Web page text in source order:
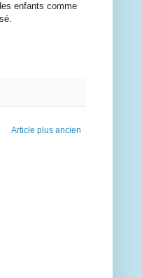
enfants comme
Article plus ancien